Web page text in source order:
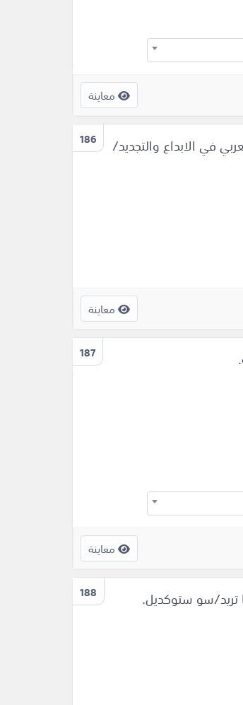
معاينة
186
في الابداع والتجديد/
معاينة
187
معاينة
188 تريد/سو ستوكديل.